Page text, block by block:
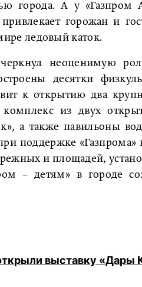
города. А у «Газпром
привлекает горожан и
ледовый каток.
неоценимую
десятки
к открытию два
из двух
а также павильоны
поддержке «Газпрома»
и площадей,
– детям» в городе
выставку «Дары